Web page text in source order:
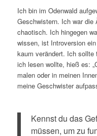
Ich bin im Odenwald
Geschwistern. Ich war
chaotisch. Ich hingegen
wissen, ist Introversion
kaum verändert. Ich sollte
ich lesen wollte, hieß es:
malen oder in meinen
meine Geschwister
Kennst du das
müssen, um zu